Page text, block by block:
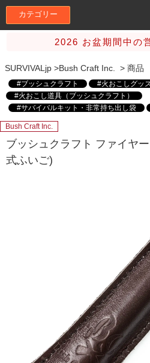
カテゴリー
2026 お盆期間中の
SURVIVALjp >Bush Craft Inc. > 商品
#ブッシュクラフト
#火おこしグッ
#火おこし道具（ブッシュクラフト）
#サバイバルキット・非常持ち出し袋
#火の確保
#Bush Craft Inc.（ブッシュクラフト株式
#サバイバルjp オリジナル
#Bush Craft Inc.（ブッシュクラフト株式
Bush Craft Inc.
ブッシュクラフト ファイヤ
式ふいご)